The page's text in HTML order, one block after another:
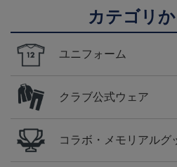
カテゴリ
ユニフォーム
クラブ公式ウェア
コラボ・メモリアルグ